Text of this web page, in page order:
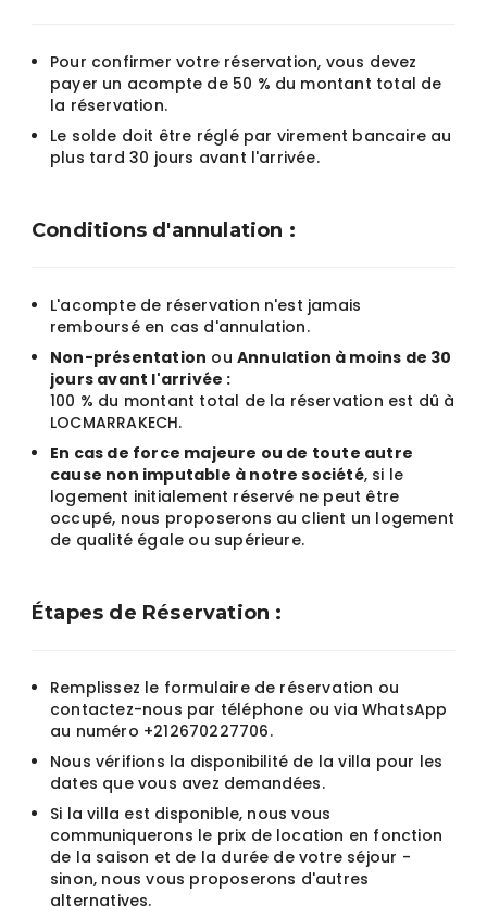
Pour confirmer votre réservation, vous devez
payer un acompte de 50 % du montant total de
la réservation.
Le solde doit être réglé par virement bancaire au
plus tard 30 jours avant l'arrivée.
Conditions d'annulation :
L'acompte de réservation n'est jamais
remboursé en cas d'annulation.
Non-présentation ou Annulation à moins de 30
jours avant l'arrivée :
100 % du montant total de la réservation est dû à
LOCMARRAKECH.
En cas de force majeure ou de toute autre
cause non imputable à notre société, si le
logement initialement réservé ne peut être
occupé, nous proposerons au client un logement
de qualité égale ou supérieure.
Étapes de Réservation :
Remplissez le formulaire de réservation ou
contactez-nous par téléphone ou via WhatsApp
au numéro +212670227706.
Nous vérifions la disponibilité de la villa pour les
dates que vous avez demandées.
Si la villa est disponible, nous vous
communiquerons le prix de location en fonction
de la saison et de la durée de votre séjour -
sinon, nous vous proposerons d'autres
alternatives.